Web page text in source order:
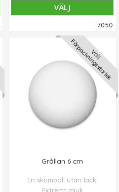
VÄLJ
7050
Välj
Förpackningsstorlek
Grållan 6 cm
En skumboll utan lack.
Extremt mjuk